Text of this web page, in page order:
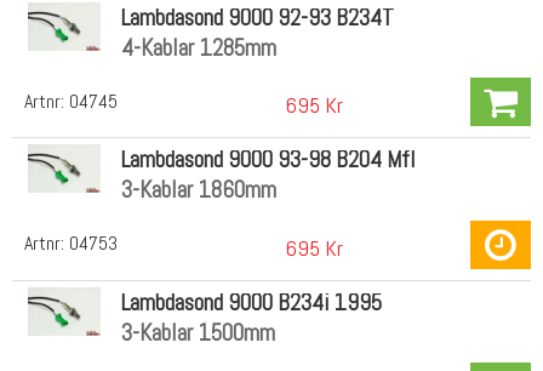
Artnr: 04745
Lambdasond 9000 92-93 B234T
4-Kablar 1285mm
695 Kr
Artnr: 04753
Lambdasond 9000 93-98 B204 Mfl
3-Kablar 1860mm
695 Kr
Lambdasond 9000 B234i 1995
3-Kablar 1500mm